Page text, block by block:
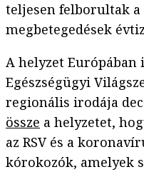
teljesen felborultak
megbetegedések
A helyzet Európában
Egészségügyi
regionális irodája
össze a helyzetet,
az RSV és a
kórokozók, amelyek